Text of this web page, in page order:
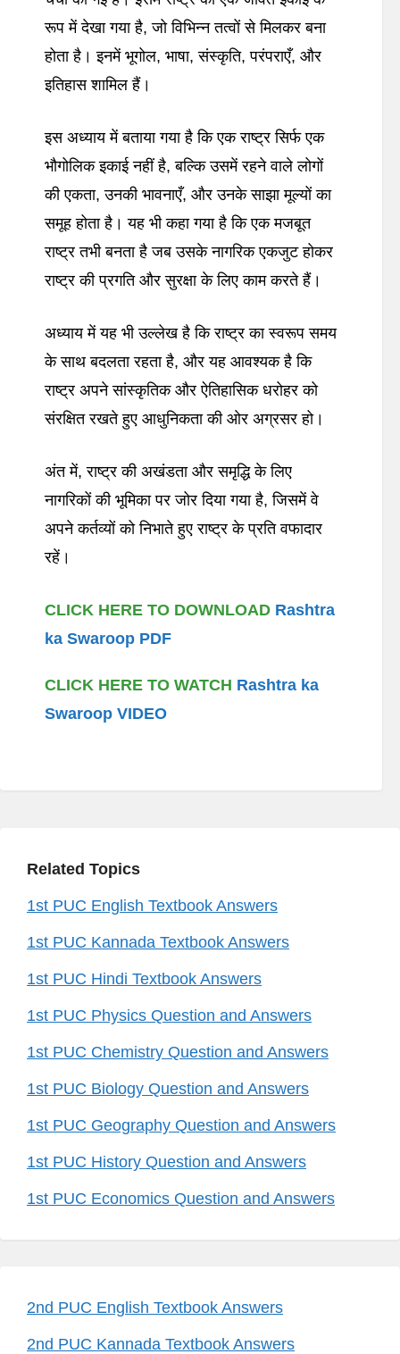
रूप में देखा गया है, जो विभिन्न तत्वों से मिलकर बना
होता है। इनमें भूगोल, भाषा, संस्कृति, परंपराएँ, और
इतिहास शामिल हैं।
इस अध्याय में बताया गया है कि एक राष्ट्र सिर्फ एक
भौगोलिक इकाई नहीं है, बल्कि उसमें रहने वाले लोगों
की एकता, उनकी भावनाएँ, और उनके साझा मूल्यों का
समूह होता है। यह भी कहा गया है कि एक मजबूत
राष्ट्र तभी बनता है जब उसके नागरिक एकजुट होकर
राष्ट्र की प्रगति और सुरक्षा के लिए काम करते हैं।
अध्याय में यह भी उल्लेख है कि राष्ट्र का स्वरूप समय
के साथ बदलता रहता है, और यह आवश्यक है कि
राष्ट्र अपने सांस्कृतिक और ऐतिहासिक धरोहर को
संरक्षित रखते हुए आधुनिकता की ओर अग्रसर हो।
अंत में, राष्ट्र की अखंडता और समृद्धि के लिए
नागरिकों की भूमिका पर जोर दिया गया है, जिसमें वे
अपने कर्तव्यों को निभाते हुए राष्ट्र के प्रति वफादार
रहें।
CLICK HERE TO DOWNLOAD Rashtra
ka Swaroop PDF
CLICK HERE TO WATCH Rashtra ka
Swaroop VIDEO
Related Topics
1st PUC English Textbook Answers
1st PUC Kannada Textbook Answers
1st PUC Hindi Textbook Answers
1st PUC Physics Question and Answers
1st PUC Chemistry Question and Answers
1st PUC Biology Question and Answers
1st PUC Geography Question and Answers
1st PUC History Question and Answers
1st PUC Economics Question and Answers
2nd PUC English Textbook Answers
2nd PUC Kannada Textbook Answers